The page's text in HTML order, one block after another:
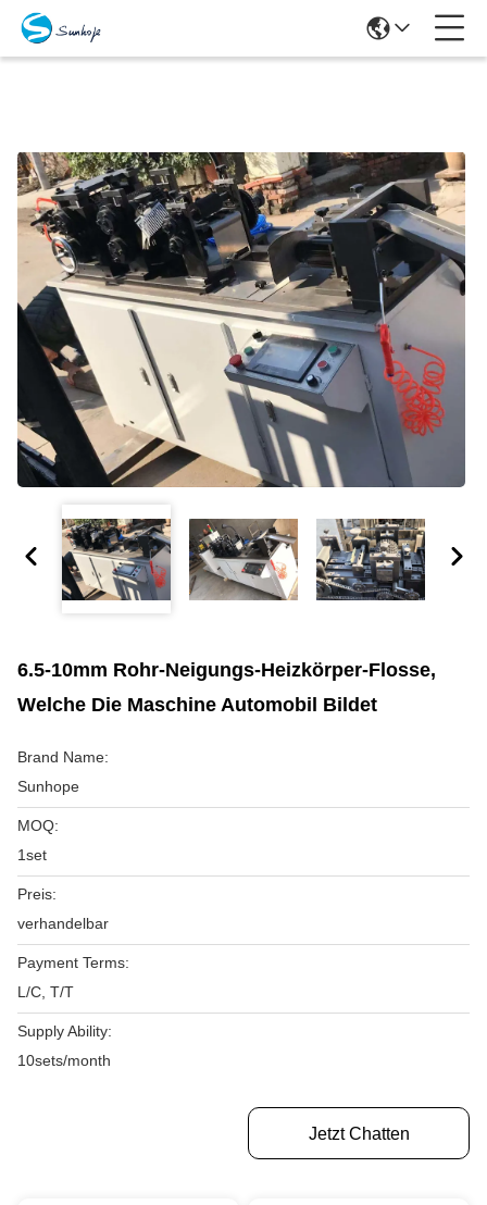
6.5-10mm Rohr-Neigungs-Heizkörper-Flosse,
Welche Die Maschine Automobil Bildet
Brand Name:
Sunhope
MOQ:
1set
Preis:
verhandelbar
Payment Terms:
L/C, T/T
Supply Ability:
10sets/month
Jetzt Chatten